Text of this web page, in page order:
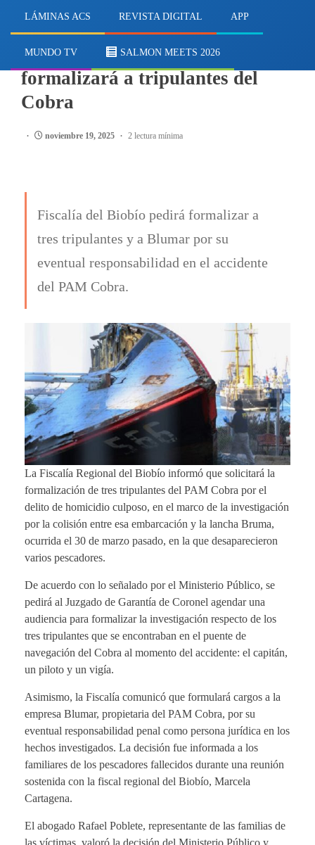
LÁMINAS ACS REVISTA DIGITAL APP
MUNDO TV SALMON MEETS 2026
Caso Bruma: Fiscalía
formalizará a tripulantes del
Cobra
noviembre 19, 2025 2 lectura mínima
Fiscalía del Biobío pedirá formalizar a
tres tripulantes y a Blumar por su
eventual responsabilidad en el accidente
del PAM Cobra.
La Fiscalía Regional del Biobío informó que solicitará la
formalización de tres tripulantes del PAM Cobra por el
delito de homicidio culposo, en el marco de la investigación
por la colisión entre esa embarcación y la lancha Bruma,
ocurrida el 30 de marzo pasado, en la que desaparecieron
varios pescadores.
De acuerdo con lo señalado por el Ministerio Público, se
pedirá al Juzgado de Garantía de Coronel agendar una
audiencia para formalizar la investigación respecto de los
tres tripulantes que se encontraban en el puente de
navegación del Cobra al momento del accidente: el capitán,
un piloto y un vigía.
Asimismo, la Fiscalía comunicó que formulará cargos a la
empresa Blumar, propietaria del PAM Cobra, por su
eventual responsabilidad penal como persona jurídica en los
hechos investigados. La decisión fue informada a los
familiares de los pescadores fallecidos durante una reunión
sostenida con la fiscal regional del Biobío, Marcela
Cartagena.
El abogado Rafael Poblete, representante de las familias de
las víctimas, valoró la decisión del Ministerio Público y